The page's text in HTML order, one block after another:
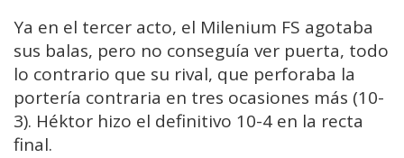
Ya en el tercer acto, el Milenium FS agotaba
sus balas, pero no conseguía ver puerta, todo
lo contrario que su rival, que perforaba la
portería contraria en tres ocasiones más (10-
3). Héktor hizo el definitivo 10-4 en la recta
final.